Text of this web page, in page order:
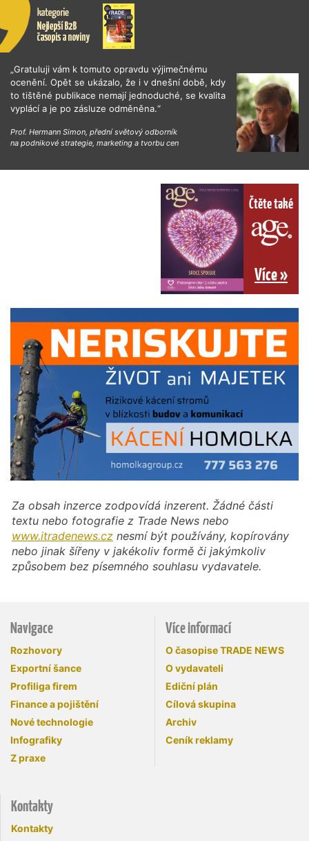
„Gratuluji vám k tomuto opravdu výjimečnému
ocenění. Opět se ukázalo, že i v dnešní době, kdy
to tištěné publikace nemají jednoduché, se kvalita
vyplácí a je po zásluze odměněna.“
Prof. Hermann Simon, přední světový odborník
na podnikové strategie, marketing a tvorbu cen
Čtěte také
Více »
Za obsah inzerce zodpovídá inzerent. Žádné části
textu nebo fotografie z Trade News nebo
www.itradenews.cz nesmí být používány, kopírovány
nebo jinak šířeny v jakékoliv formě či jakýmkoliv
způsobem bez písemného souhlasu vydavatele.
Navigace
Rozhovory
Exportní šance
Profiliga firem
Finance a pojištění
Nové technologie
Infografiky
Z praxe
Více informací
O časopise TRADE NEWS
O vydavateli
Ediční plán
Cílová skupina
Archiv
Ceník reklamy
Kontakty
Kontakty